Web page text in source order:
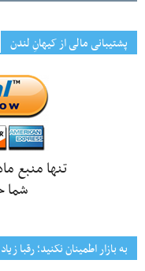
پشتیبانی مالی از کیهانِ لندن
تنها منبع
شما
به بازار اطمینان نکنید؛ رقبا